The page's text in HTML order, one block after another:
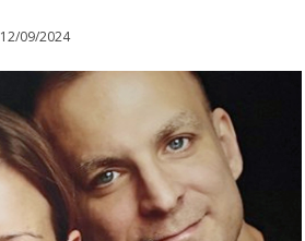
12/09/2024